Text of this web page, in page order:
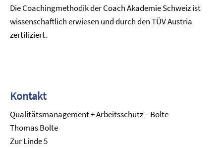
Die Coachingmethodik der Coach Akademie Schweiz ist
wissenschaftlich erwiesen und durch den TÜV Austria
zertifiziert.
Kontakt
Qualitätsmanagement + Arbeitsschutz – Bolte
Thomas Bolte
Zur Linde 5